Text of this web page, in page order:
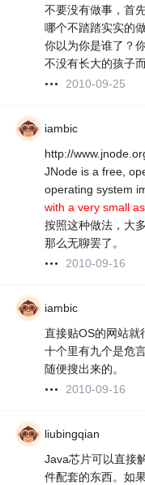
不要没有做事，首
哪个不踏踏实实的
你以为你是谁了？
不没有长大的孩子
2010-09-25
iambic
http://
JNode is a free,
operating system
with a very small
按照这种做法，大
那么无聊罢了。
2010-09-16
iambic
直接贴OS的网站就
十个里有九个是危
随便搜出来的。
2010-09-16
liubingqian
Java芯片可以直接
件配套的东西。如